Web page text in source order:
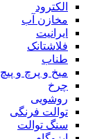
الکترود
مخازن آب
ایرانیت
فلاشتانک
طناب
میخ و پرچ و پیچ
چرخ
روشویی
توالت فرنگی
سنگ توالت